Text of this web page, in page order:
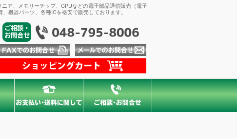
ア、メモリーチップ、CPUなどの電子部品通信販売（電子
機器パーツ、各種ICを格安で販売しております。